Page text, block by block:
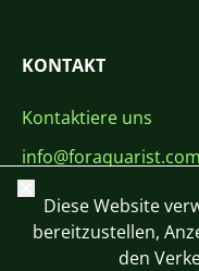
KONTAKT
Kontaktiere uns
info@foraquarist.com
+420 603 449 602
Schließen
Diese Website
bereitzustellen,
den